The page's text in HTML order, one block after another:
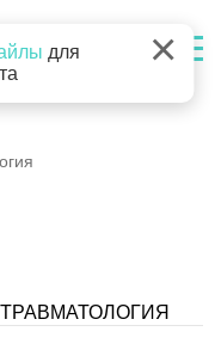
для
×